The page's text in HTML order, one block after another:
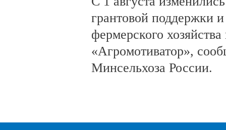
грантовой поддержки
фермерского хозяйства
«Агромотиватор»,
Минсельхоза России.